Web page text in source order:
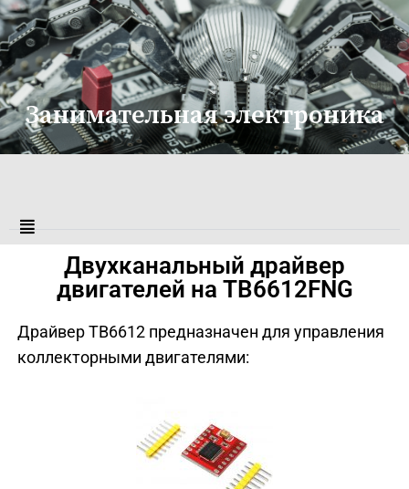
Занимательная электроника
Двухканальный драйвер
двигателей на TB6612FNG
Драйвер ТВ6612 предназначен для управления
коллекторными двигателями: